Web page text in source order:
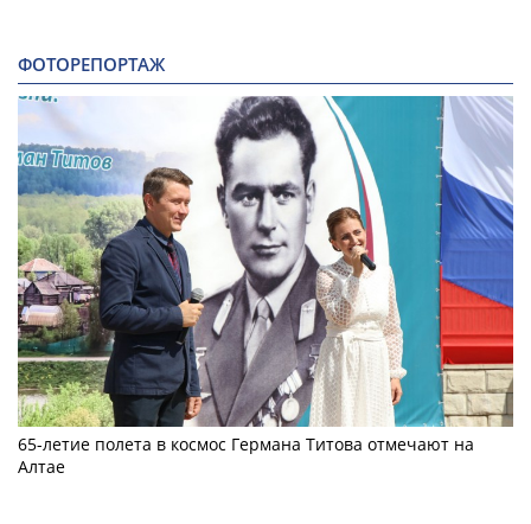
ФОТОРЕПОРТАЖ
65-летие полета в космос Германа Титова отмечают на
Алтае